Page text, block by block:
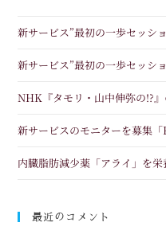
新サービス”最初の一歩セッシ
新サービス”最初の一歩セッシ
NHK『タモリ・山中伸弥の!?
新サービスのモニターを募集
内臓脂肪減少薬「アライ」を
最近のコメント